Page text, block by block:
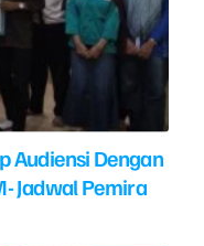
Audiensi Dengan
Jadwal Pemira